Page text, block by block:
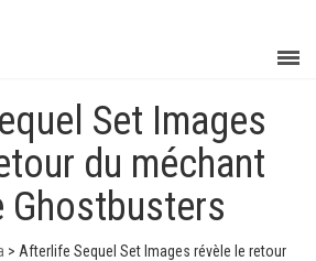
Set Images
du méchant
Ghostbusters
> Afterlife Sequel Set Images révèle le retour